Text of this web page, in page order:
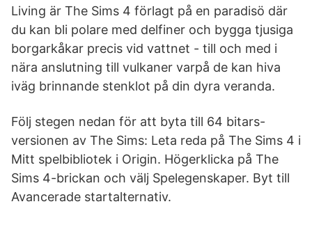
Living är The Sims 4 förlagt på en paradisö där
du kan bli polare med delfiner och bygga tjusiga
borgarkåkar precis vid vattnet - till och med i
nära anslutning till vulkaner varpå de kan hiva
iväg brinnande stenklot på din dyra veranda.
Följ stegen nedan för att byta till 64 bitars-
versionen av The Sims: Leta reda på The Sims 4 i
Mitt spelbibliotek i Origin. Högerklicka på The
Sims 4-brickan och välj Spelegenskaper. Byt till
Avancerade startalternativ.